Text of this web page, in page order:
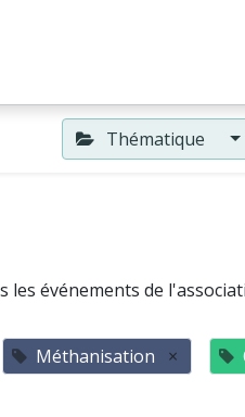
Thématique
les événements de
Méthanisation ×